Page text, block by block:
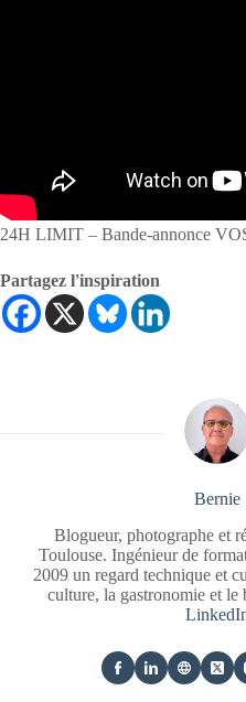
24H LIMIT – Bande-annonce
Partagez l'inspiration
Bernie
Blogueur, photographe et
Toulouse. Ingénieur de
2009 un regard technique et
culture, la gastronomie et le